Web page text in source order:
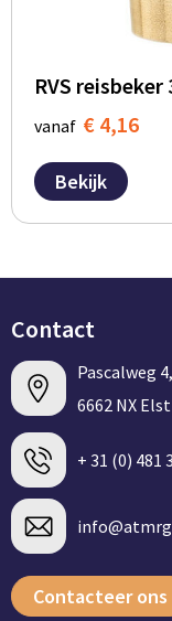
RVS
vanaf € 4,16
Bekijk
Contact
Pascalweg 4,
6662 NX
+ 31 (0) 481
Contacteer ons